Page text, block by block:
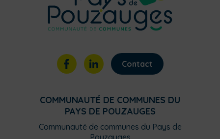
Contact
COMMUNAUTÉ DE COMMUNES DU
PAYS DE POUZAUGES
Communauté de communes du Pays de
Pouzauges